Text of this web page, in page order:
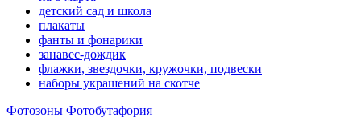
детский сад и школа
плакаты
фанты и фонарики
занавес-дождик
флажки, звездочки, кружочки, подвески
наборы украшений на скотче
Фотозоны Фотобутафория